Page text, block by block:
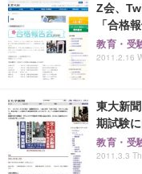
Z会、
「合格
教育・受
2011.2.16
東大新
期試験
教育・受
2011.3.3